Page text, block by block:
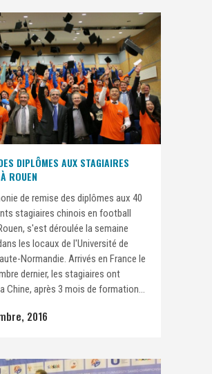
DIPLÔMES AUX STAGIAIRES
ROUEN
de remise des diplômes aux 40
stagiaires chinois en football
s'est déroulée la semaine
les locaux de l'Université de
Normandie. Arrivés en France le
dernier, les stagiaires ont
Chine, après 3 mois de formation...
2016